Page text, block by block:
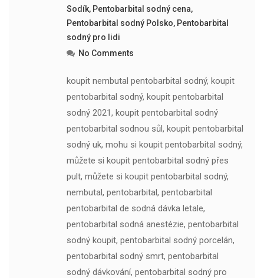
Sodík, Pentobarbital sodný cena,
Pentobarbital sodný Polsko, Pentobarbital
sodný pro lidi
No Comments
koupit nembutal pentobarbital sodný, koupit
pentobarbital sodný, koupit pentobarbital
sodný 2021, koupit pentobarbital sodný
pentobarbital sodnou sůl, koupit pentobarbital
sodný uk, mohu si koupit pentobarbital sodný,
můžete si koupit pentobarbital sodný přes
pult, můžete si koupit pentobarbital sodný,
nembutal, pentobarbital, pentobarbital
pentobarbital de sodná dávka letale,
pentobarbital sodná anestézie, pentobarbital
sodný koupit, pentobarbital sodný porcelán,
pentobarbital sodný smrt, pentobarbital
sodný dávkování, pentobarbital sodný pro